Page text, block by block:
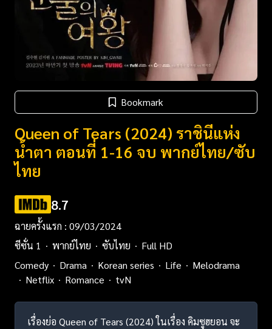
Bookmark
Queen of Tears (2024) ราชินีแห่ง
น้ำตา ตอนที่ 1-16 จบ พากย์ไทย/ซับ
ไทย
8.7
ฉายครั้งแรก : 09/03/2024
ซีซั่น 1
พากย์ไทย ซับไทย
Full HD
Comedy
Drama Korean series Life
Melodrama
Netflix
Romance tvN
เรื่องย่อ Queen of Tears (2024) ในเรื่อง คิมซูฮยอน จะ